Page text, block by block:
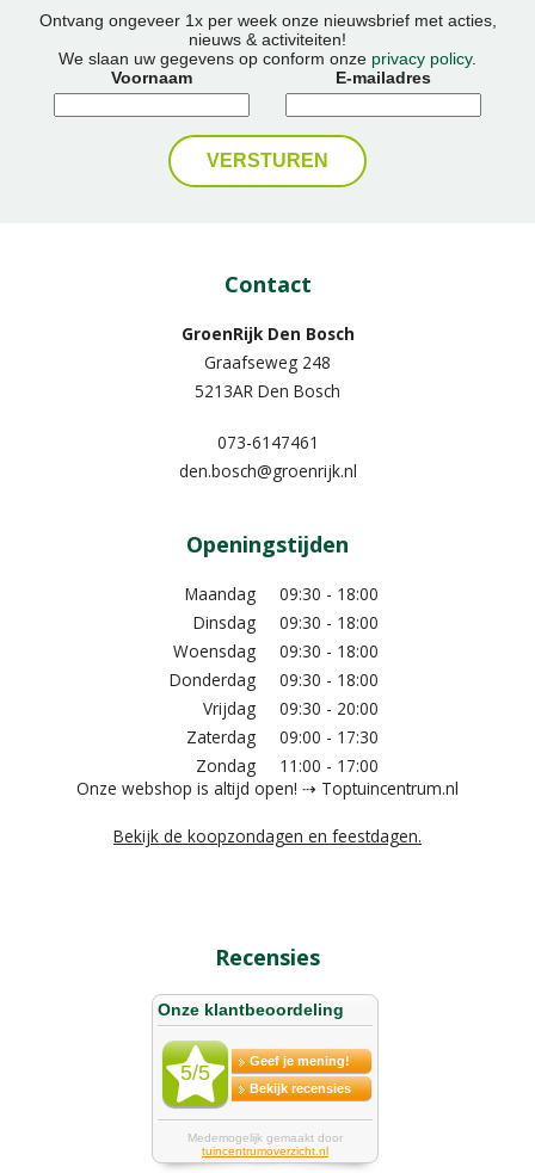
Ontvang ongeveer 1x per week onze nieuwsbrief met acties,
nieuws & activiteiten!
We slaan uw gegevens op conform onze privacy policy.
Voornaam
E-mailadres
Contact
GroenRijk Den Bosch
Graafseweg 248
5213AR Den Bosch
073-6147461
den.bosch@groenrijk.nl
Openingstijden
Maandag
09:30 - 18:00
Dinsdag
09:30 - 18:00
Woensdag
09:30 - 18:00
Donderdag
09:30 - 18:00
Vrijdag
09:30 - 20:00
Zaterdag
09:00 - 17:30
Zondag
11:00 - 17:00
Onze webshop is altijd open! ⇢ Toptuincentrum.nl
Bekijk de koopzondagen en feestdagen.
Recensies